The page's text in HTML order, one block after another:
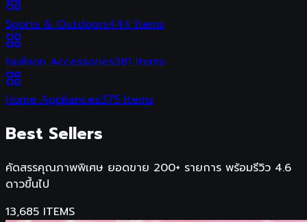
Sports & Outdoors444Items
Fashion Accessories381Items
Home Appliances375Items
Best Sellers
คัดสรรคุณภาพพิเศษ ยอดขาย 200+ รายการ พร้อมรีวิว 4.6
ดาวขึ้นไป
13,685 ITEMS